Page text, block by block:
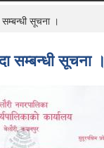
सम्बन्धी सूचना ।
सम्बन्धी सूचना ।